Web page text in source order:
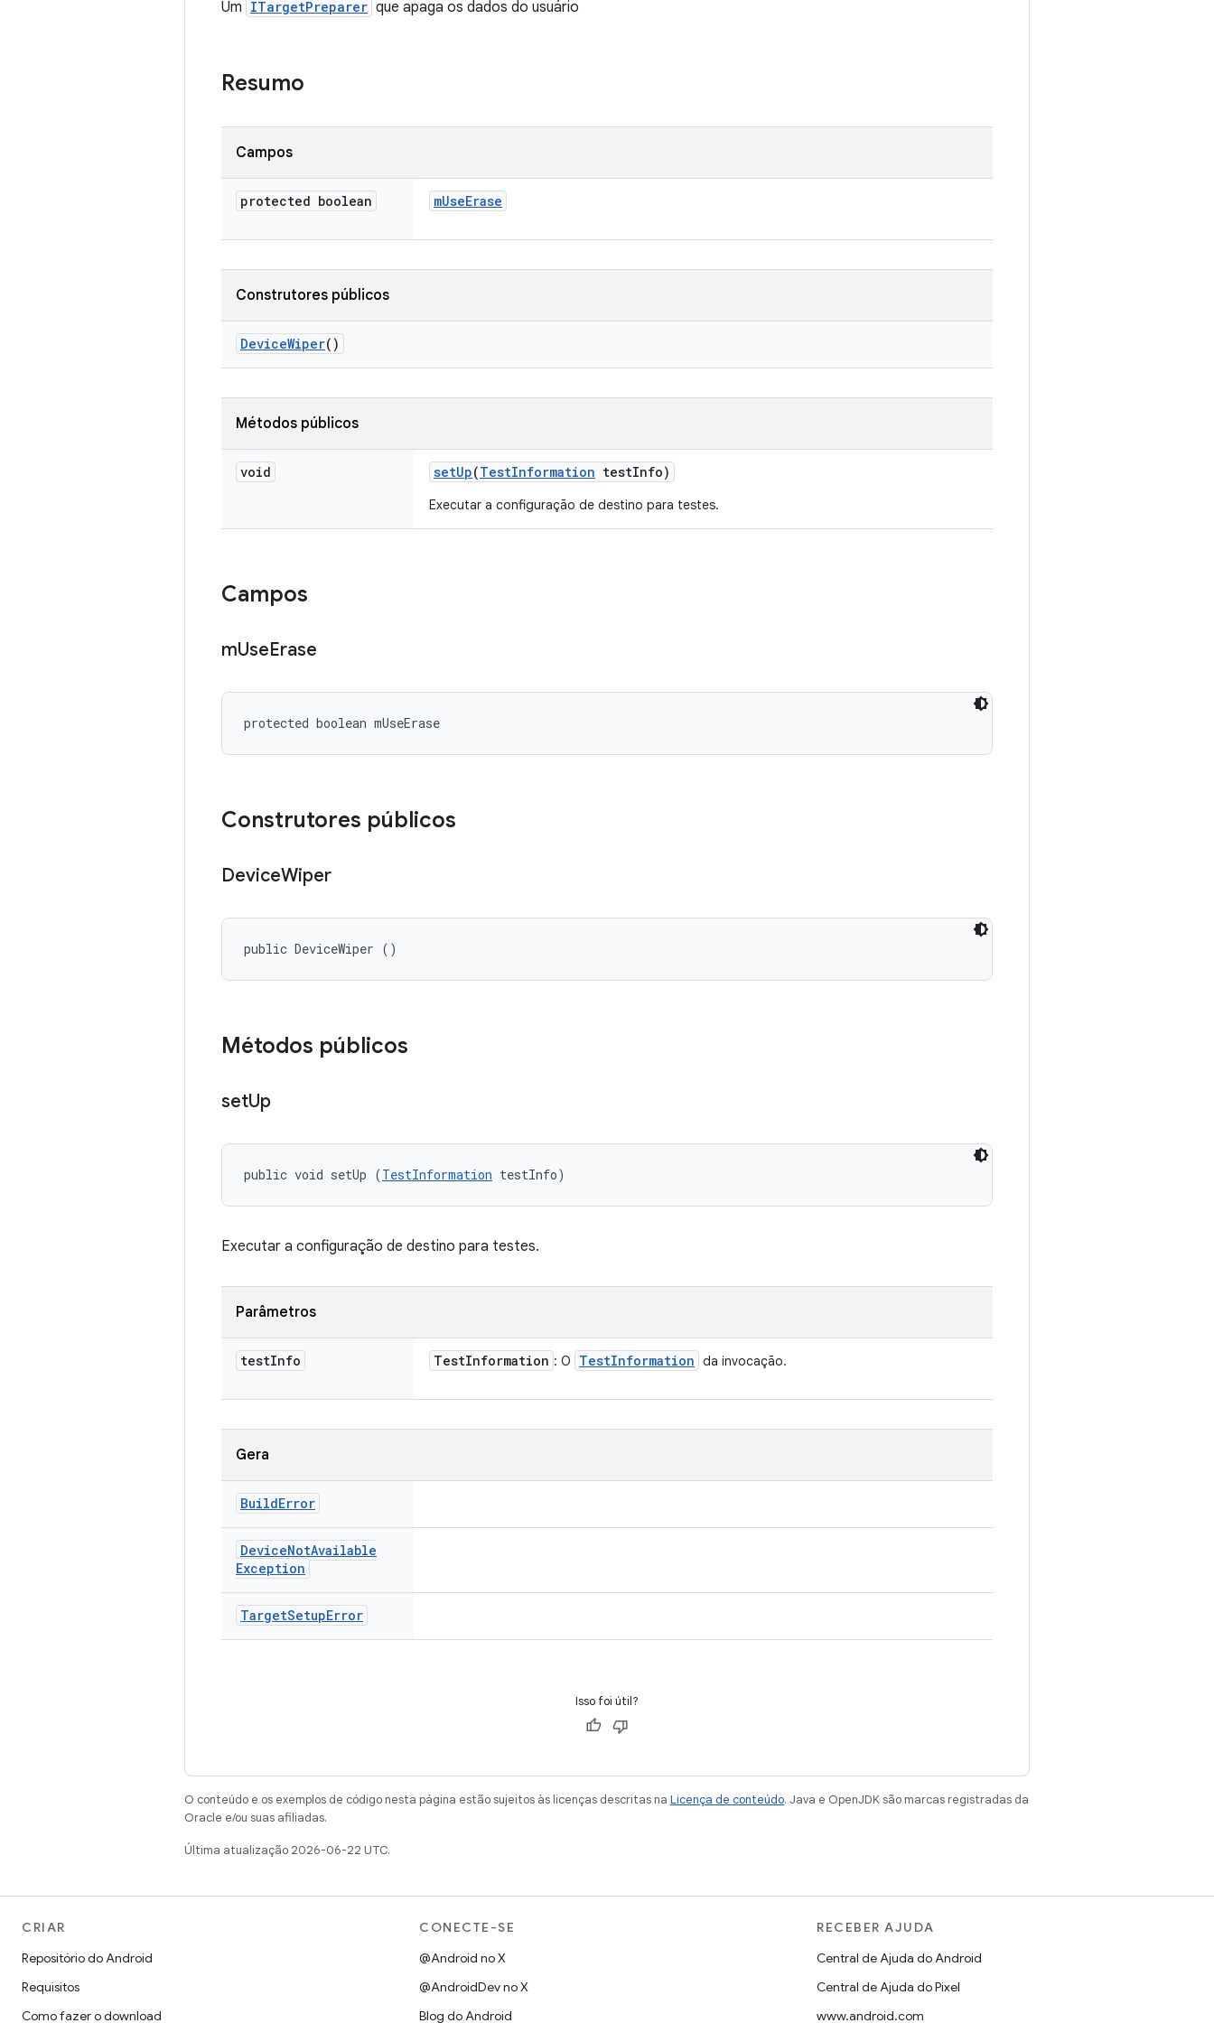
Um ITargetPreparer que apaga os dados do usuário
Resumo
Campos
protected boolean mUseErase
Construtores públicos
DeviceWiper()
Métodos públicos
void setUp(TestInformation testInfo)
Executar a configuração de destino para testes.
Campos
mUseErase
protected boolean mUseErase
Construtores públicos
DeviceWiper
public DeviceWiper ()
Métodos públicos
setUp
public void setUp (TestInformation testInfo)
Executar a configuração de destino para testes.
Parâmetros
testInfo TestInformation : O TestInformation da invocação.
Gera
BuildError
DeviceNotAvailable
Exception
TargetSetupError
Isso foi útil?
O conteúdo e os exemplos de código nesta página estão sujeitos às licenças descritas na Licença de conteúdo. Java e OpenJDK são marcas registradas da
Oracle e/ou suas afiliadas.
Última atualização 2026-06-22 UTC.
CRIAR
Repositório do Android
Requisitos
Como fazer o download
CONECTE-SE
@Android no X
@AndroidDev no X
Blog do Android
RECEBER AJUDA
Central de Ajuda do Android
Central de Ajuda do Pixel
www.android.com